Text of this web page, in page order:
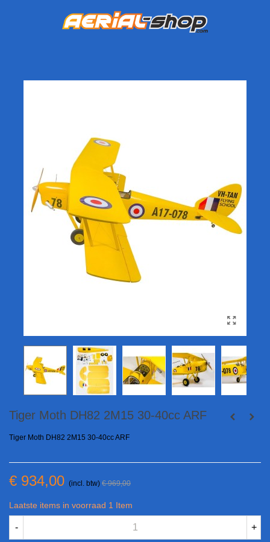
Tiger Moth DH82 2M15 30-40cc ARF
Tiger Moth DH82 2M15 30-40cc ARF
€ 934,00 (incl. btw) € 969,00
Laatste items in voorraad 1 Item
- +